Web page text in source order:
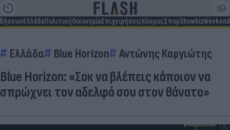
ΕλλάδαΠολιτικήΟικονομίαΕπιχειρήσειςΚόσμοςΣπορShowbizWeekend
Ελλάδα Blue Horizon Αντώνης Καργιώτης
Blue Horizon: «Σοκ να βλέπεις κάποιον να
σπρώχνει τον αδελφό σου στον θάνατο»